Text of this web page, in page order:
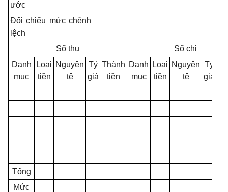
ước
Đối chiếu mức chênh
lệch
Số thu
Số chi
Danh
mục
Loại
tiền
Nguyên
tệ
Tỷ
giá
Thành
tiền
Danh
mục
Loại
tiền
Nguyên
tệ
Tỷ
giá
Tổng
Mức